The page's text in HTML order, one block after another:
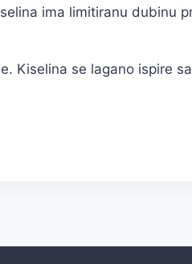
ima limitiranu dubinu
Kiselina se lagano ispire